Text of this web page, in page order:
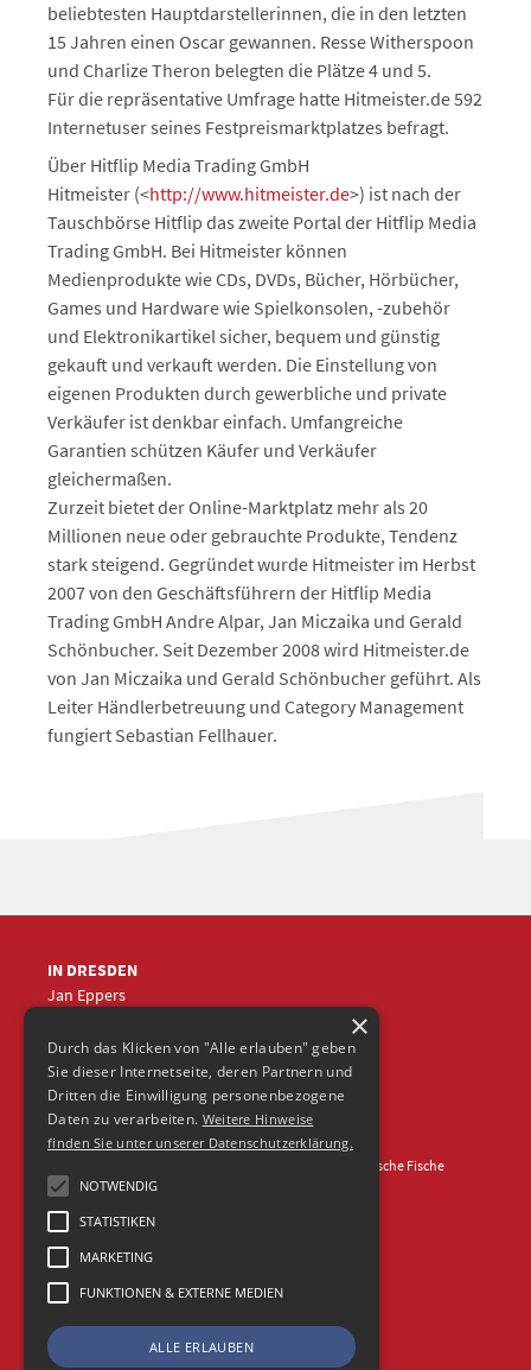
beliebtesten Hauptdarstellerinnen, die in den letzten
15 Jahren einen Oscar gewannen. Resse Witherspoon
und Charlize Theron belegten die Plätze 4 und 5.
Für die repräsentative Umfrage hatte Hitmeister.de 592
Internetuser seines Festpreismarktplatzes befragt.
Über Hitflip Media Trading GmbH
Hitmeister (<http://www.hitmeister.de>) ist nach der
Tauschbörse Hitflip das zweite Portal der Hitflip Media
Trading GmbH. Bei Hitmeister können
Medienprodukte wie CDs, DVDs, Bücher, Hörbücher,
Games und Hardware wie Spielkonsolen, -zubehör
und Elektronikartikel sicher, bequem und günstig
gekauft und verkauft werden. Die Einstellung von
eigenen Produkten durch gewerbliche und private
Verkäufer ist denkbar einfach. Umfangreiche
Garantien schützen Käufer und Verkäufer
gleichermaßen.
Zurzeit bietet der Online-Marktplatz mehr als 20
Millionen neue oder gebrauchte Produkte, Tendenz
stark steigend. Gegründet wurde Hitmeister im Herbst
2007 von den Geschäftsführern der Hitflip Media
Trading GmbH Andre Alpar, Jan Miczaika und Gerald
Schönbucher. Seit Dezember 2008 wird Hitmeister.de
von Jan Miczaika und Gerald Schönbucher geführt. Als
Leiter Händlerbetreuung und Category Management
fungiert Sebastian Fellhauer.
IN DRESDEN
Jan Eppers
jep@frische-fische.com
© 2026 Agentur Frische Fische
×
Durch das Klicken von "Alle erlauben" geben
Sie dieser Internetseite, deren Partnern und
Dritten die Einwilligung personenbezogene
Daten zu verarbeiten. Weitere Hinweise
finden Sie unter unserer Datenschutzerklärung.
NOTWENDIG
STATISTIKEN
MARKETING
FUNKTIONEN & EXTERNE MEDIEN
ALLE ERLAUBEN